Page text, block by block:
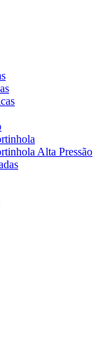
Alta Pressão